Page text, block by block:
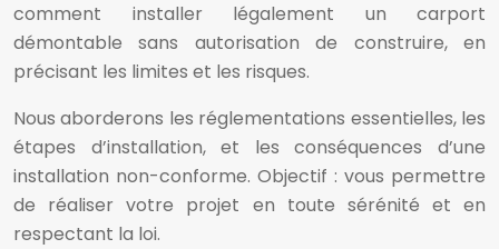
comment installer légalement un carport
démontable sans autorisation de construire, en
précisant les limites et les risques.
Nous aborderons les réglementations essentielles, les
étapes d’installation, et les conséquences d’une
installation non-conforme. Objectif : vous permettre
de réaliser votre projet en toute sérénité et en
respectant la loi.